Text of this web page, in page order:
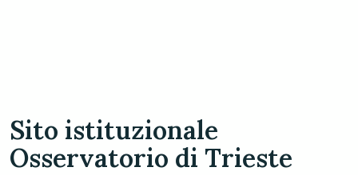
Sito istituzionale
Osservatorio di Trieste